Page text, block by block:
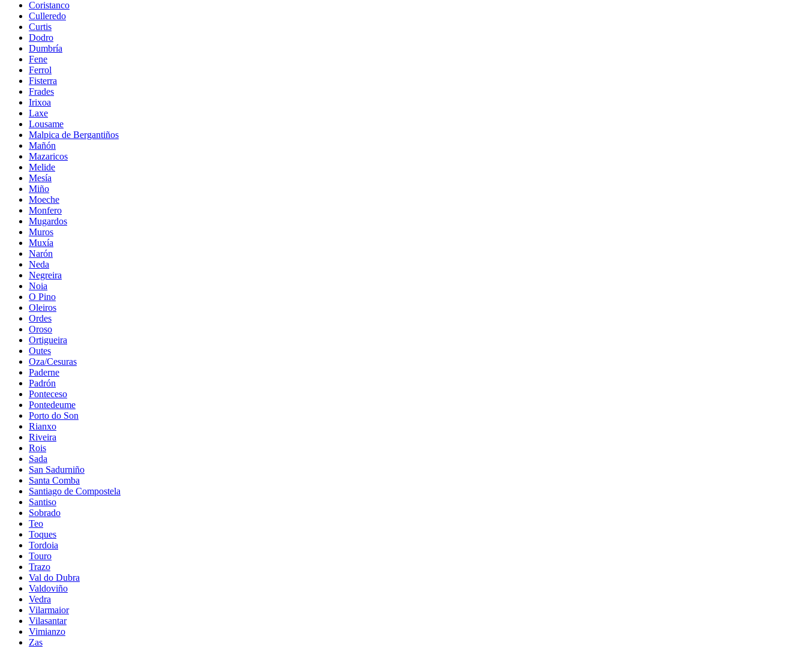
Coristanco
Culleredo
Curtis
Dodro
Dumbría
Fene
Ferrol
Fisterra
Frades
Irixoa
Laxe
Lousame
Malpica de Bergantiños
Mañón
Mazaricos
Melide
Mesía
Miño
Moeche
Monfero
Mugardos
Muros
Muxía
Narón
Neda
Negreira
Noia
O Pino
Oleiros
Ordes
Oroso
Ortigueira
Outes
Oza/Cesuras
Paderne
Padrón
Ponteceso
Pontedeume
Porto do Son
Rianxo
Riveira
Rois
Sada
San Sadurniño
Santa Comba
Santiago de Compostela
Santiso
Sobrado
Teo
Toques
Tordoia
Touro
Trazo
Val do Dubra
Valdoviño
Vedra
Vilarmaior
Vilasantar
Vimianzo
Zas